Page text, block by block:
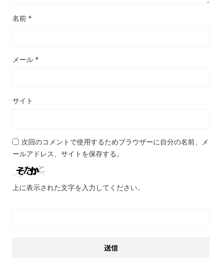
名前 *
メール *
サイト
次回のコメントで使用するためブラウザーに自分の名前、メ
ールアドレス、サイトを保存する。
上に表示された文字を入力してください。